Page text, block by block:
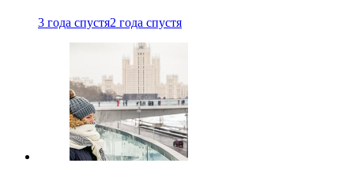
3 года спустя2 года спустя